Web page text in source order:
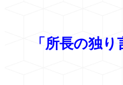
「所長の独